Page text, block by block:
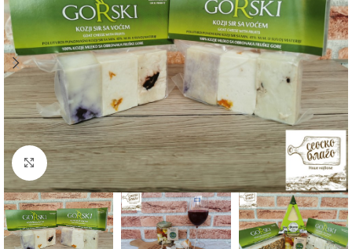
Kliknite za uvećanje